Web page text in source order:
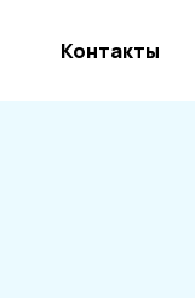
Контакты